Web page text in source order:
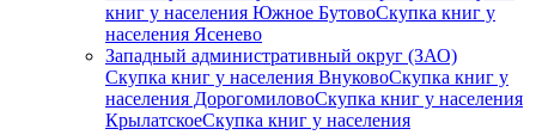
книг у населения Южное БутовоСкупка книг у
населения Ясенево
Западный административный округ (ЗАО)
Скупка книг у населения ВнуковоСкупка книг у
населения ДорогомиловоСкупка книг у населения
КрылатскоеСкупка книг у населения